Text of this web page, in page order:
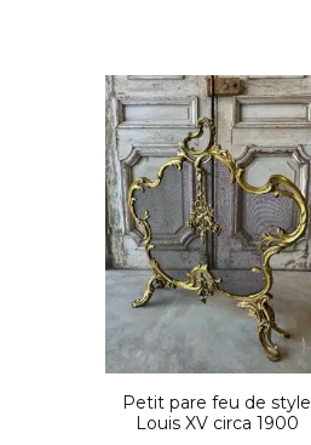
Petit pare feu de style
Louis XV circa 1900